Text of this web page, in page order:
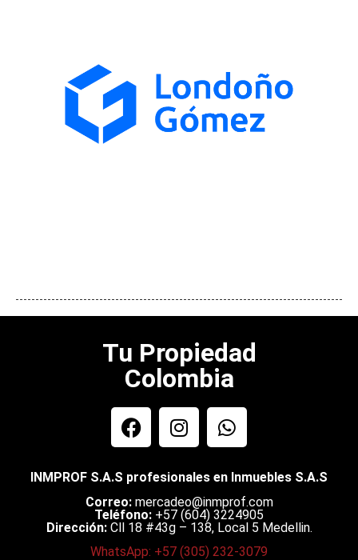
Tu Propiedad
Colombia
INMPROF S.A.S profesionales en Inmuebles S.A.S
Correo: mercadeo@inmprof.com
Teléfono: +57 (604) 3224905
Dirección:Cll 18 #43g – 138, Local 5 Medellin.
WhatsApp: +57 (305) 232-3079